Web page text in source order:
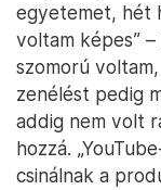
egyetemet, hét
voltam képes”
szomorú
zenélést pedig
addig nem volt
hozzá.
csinálnak a